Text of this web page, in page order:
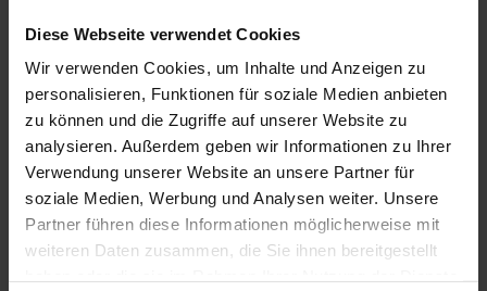
Diese Webseite verwendet Cookies
Wir verwenden Cookies, um Inhalte und Anzeigen zu
personalisieren, Funktionen für soziale Medien anbieten
zu können und die Zugriffe auf unserer Website zu
analysieren. Außerdem geben wir Informationen zu Ihrer
Verwendung unserer Website an unsere Partner für
soziale Medien, Werbung und Analysen weiter. Unsere
Partner führen diese Informationen möglicherweise mit
weiteren Daten zusammen, die Sie ihnen bereitgestellt
Im Notfall verständigen Sie bitte die nächstgelegene
diese deutschlandweit unter der Telefonnummer 112.
Die von uns beschriebenen Wander- und Radwege dienen
primär der Waldbewirtschaftung, ihre Benutzung erfolgt auf
eigene Gefahr (§ 14 Abs. 1 BWaldG).